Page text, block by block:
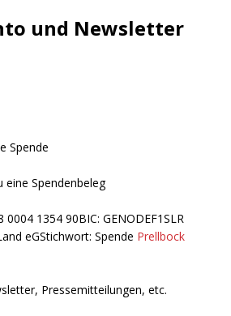
und Newsletter
Spende
Spendenbeleg
1354 90BIC: GENODEF1SLR
eGStichwort: Spende Prellbock
Pressemitteilungen, etc.